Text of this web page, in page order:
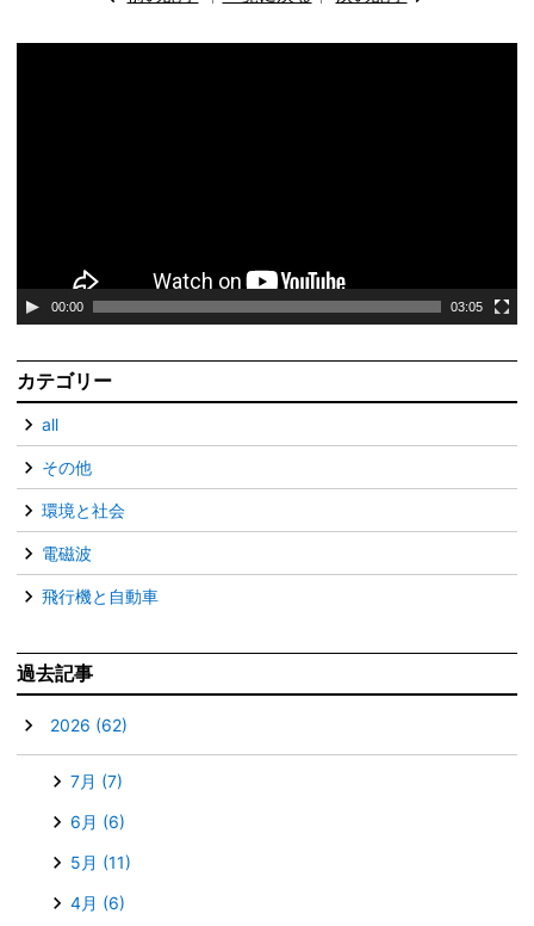
00:00 03:05
カテゴリー
all
その他
環境と社会
電磁波
飛行機と自動車
過去記事
2026 (62)
7月 (7)
6月 (6)
5月 (11)
4月 (6)